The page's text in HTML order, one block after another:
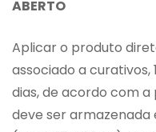
ABERTO
Aplicar o produto
associado a curativos,
dias, de acordo com
deve ser